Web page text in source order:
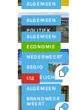
ALGEMEEN
ALGEMEEN
POLITIEK
WEERT
1
ALGEMEEN
ECONOMIE
NEDERWEERT
REGIO
UITGELICHT
1
112
ALGEMEEN
BRANDWEER
WEERT